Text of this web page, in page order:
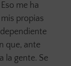
me ha
propias
que, ante
la gente. Se